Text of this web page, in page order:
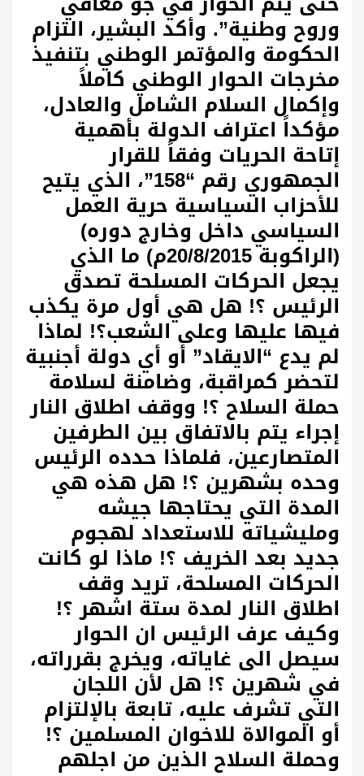
وروح وطنية”. وأكد البشير، التزام
الحكومة والمؤتمر الوطني بتنفيذ
مخرجات الحوار الوطني كاملاً
وإكمال السلام الشامل والعادل،
مؤكداً اعتراف الدولة بأهمية
إتاحة الحريات وفقاً للقرار
الجمهوري رقم “158”، الذي يتيح
للأحزاب السياسية حرية العمل
السياسي داخل وخارج دوره)
(الراكوبة 20/8/2015م) ما الذي
يجعل الحركات المسلحة تصدق
الرئيس ؟! هل هي أول مرة يكذب
فيها عليها وعلى الشعب؟! لماذا
لم يدع “الايقاد” أو أي دولة أجنبية
لتحضر كمراقبة، وضامنة لسلامة
حملة السلاح ؟! ووقف اطلاق النار
إجراء يتم بالاتفاق بين الطرفين
المتصارعين، فلماذا حدده الرئيس
وحده بشهرين ؟! هل هذه هي
المدة التي يحتاجها جيشه
ومليشياته للاستعداد لهجوم
جديد بعد الخريف ؟! ماذا لو كانت
الحركات المسلحة، تريد وقف
اطلاق النار لمدة ستة اشهر ؟!
وكيف عرف الرئيس ان الحوار
سيصل الى غاياته، ويخرج بقرراته،
في شهرين ؟! هل لأن اللجان
التي تشرف عليه، تابعة بالإلتزام
أو الموالاة للاخوان المسلمين ؟!
وحملة السلاح الذين من اجلهم